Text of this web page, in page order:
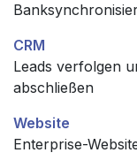
CRM
Leads verfolgen
abschließen
Website
Enterprise-